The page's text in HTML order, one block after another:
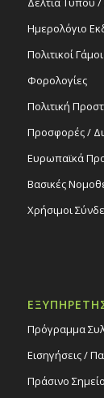
Ημερολόγιο
Πολιτικοί Γάμοι
Φορολογίες
Πολιτική
Προσφορές /
Ευρωπαϊκά
Βασικές
Χρήσιμοι
Πρόγραμμα
Εισηγήσεις /
Πράσινο Σημείο